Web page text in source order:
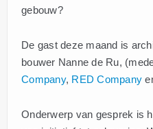
gebouw?
De gast deze maand is
bouwer Nanne de Ru,
Company, RED Company
Onderwerp van gesprek is